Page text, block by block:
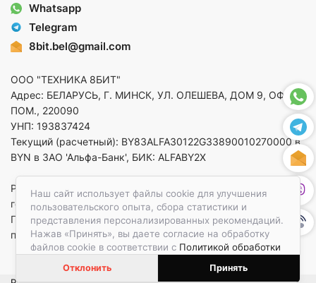
Наш сайт использует файлы cookie для улучшения
пользовательского опыта, сбора статистики и
представления персонализированных рекомендаций.
Нажав «Принять», вы даете согласие на обработку
файлов cookie в соответствии с Политикой обработки
Отклонить Принять
Whatsapp
Telegram
8bit.bel@gmail.com
ООО "ТЕХНИКА 8БИТ"
Адрес: БЕЛАРУСЬ, Г. МИНСК, УЛ. ОЛЕШЕВА, ДОМ 9, ОФ. 5,
ПОМ., 220090
УНП: 193837424
Текущий (расчетный): BY83ALFA30122G33890010270000 в
BYN в ЗАО 'Альфа-Банк', БИК: ALFABY2X
Регистрация в торговом реестре от 14.08.2025 Минский
горисполком
По вопросам защиты прав потребителей
приемная:+375173783412